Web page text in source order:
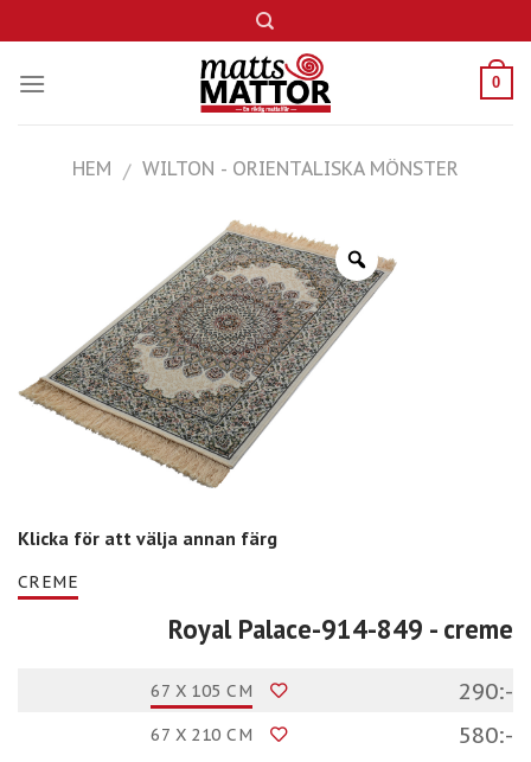
to
content
0
HEM / WILTON - ORIENTALISKA MÖNSTER
Klicka för att välja annan färg
CREME
Royal Palace-914-849 - creme
67 X 105 CM 290:-
67 X 210 CM 580:-